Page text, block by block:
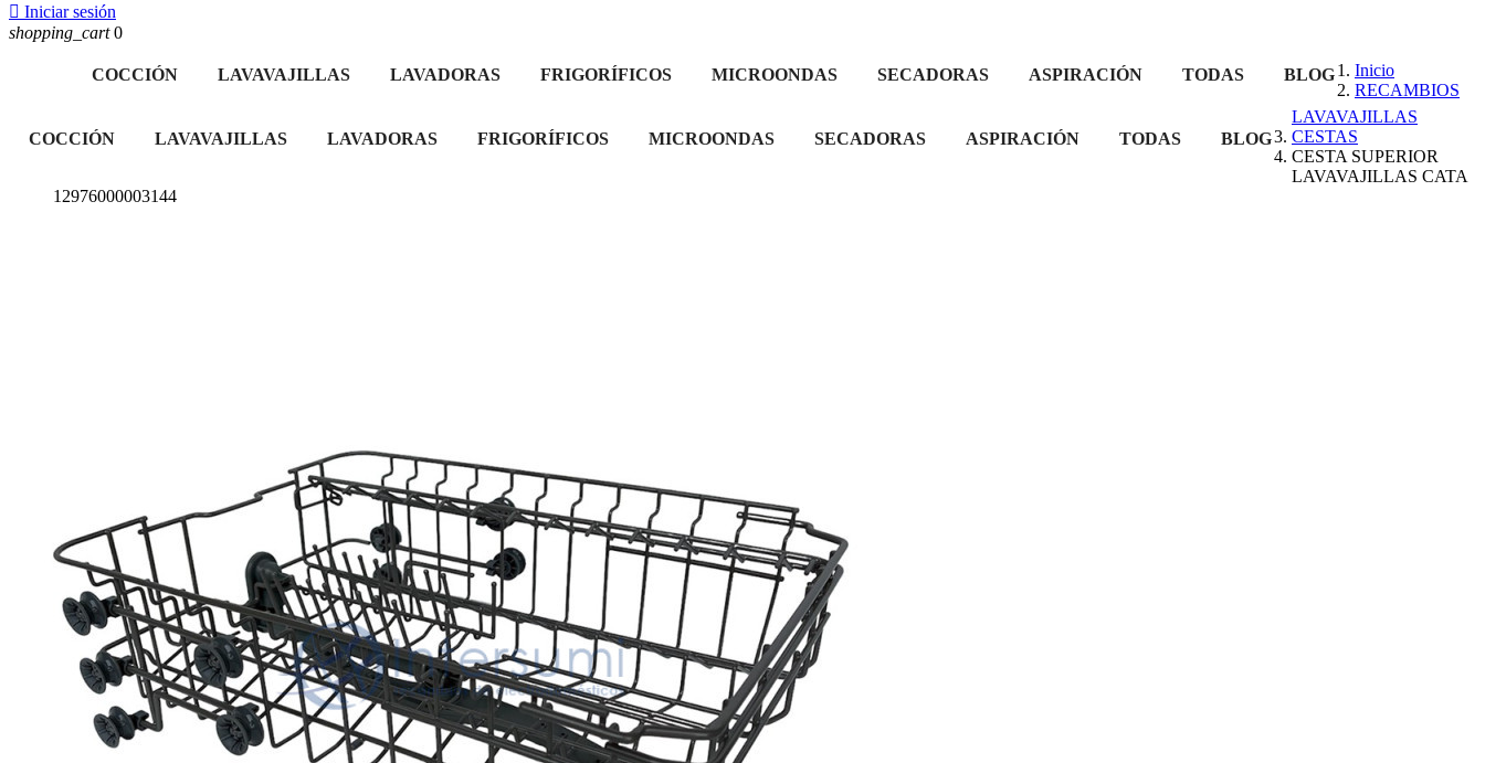
 Iniciar sesión
shopping_cart 0
COCCIÓN LAVAVAJILLAS LAVADORAS FRIGORÍFICOS MICROONDAS SECADORAS ASPIRACIÓN TODAS BLOG
COCCIÓN LAVAVAJILLAS LAVADORAS FRIGORÍFICOS MICROONDAS SECADORAS ASPIRACIÓN TODAS BLOG
Inicio
RECAMBIOS
LAVAVAJILLAS
CESTAS
CESTA SUPERIOR
LAVAVAJILLAS CATA
12976000003144